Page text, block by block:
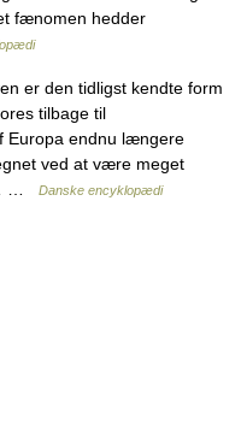
fænomen hedder
er den tidligst kendte form
tilbage til
Europa endnu længere
ved at være meget
…
Danske encyklopædi